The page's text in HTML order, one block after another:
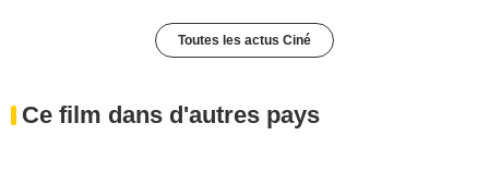
Toutes les actus Ciné
Ce film dans d'autres pays